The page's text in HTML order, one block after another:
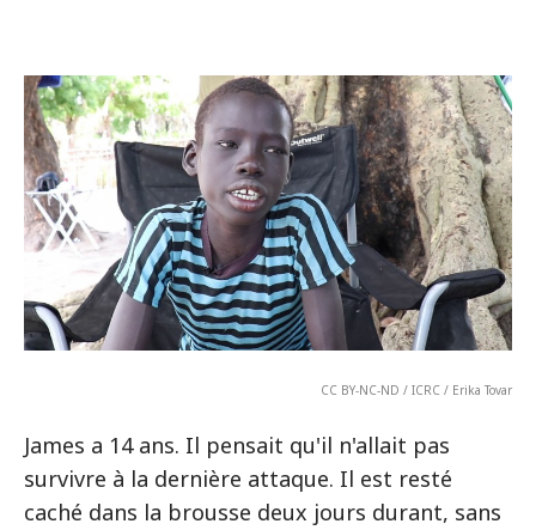
CC BY-NC-ND / ICRC / Erika Tovar
James a 14 ans. Il pensait qu'il n'allait pas
survivre à la dernière attaque. Il est resté
caché dans la brousse deux jours durant, sans